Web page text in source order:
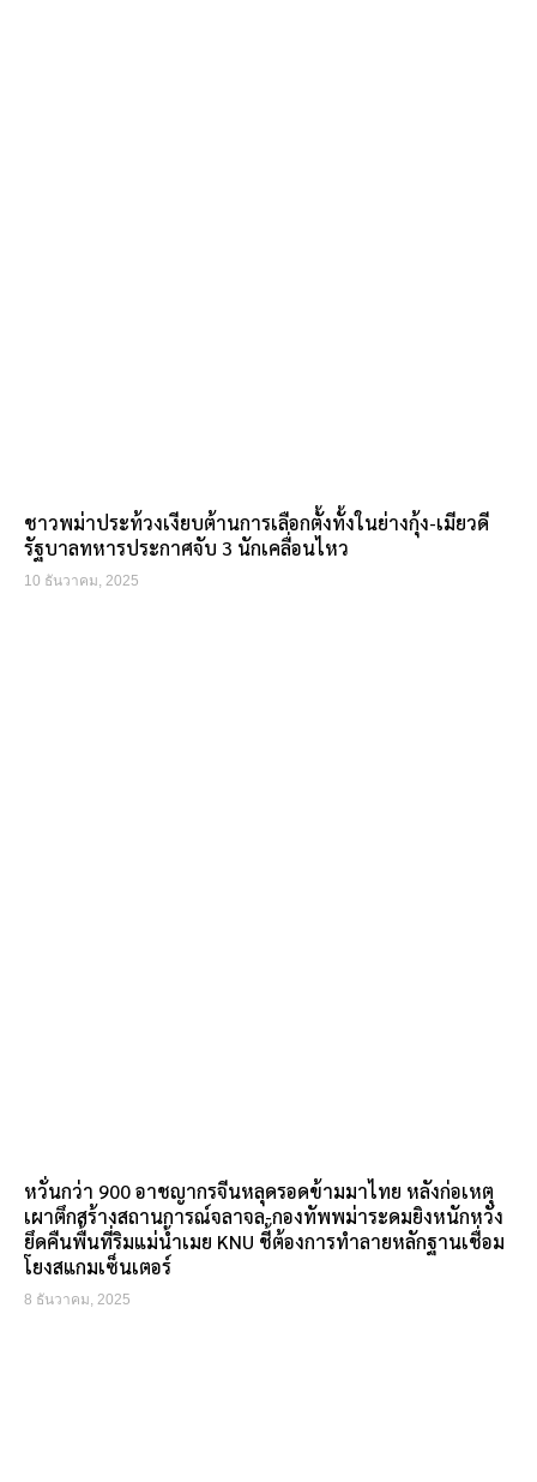
ชาวพม่าประท้วงเงียบต้านการเลือกตั้งทั้งในย่างกุ้ง-เมียวดี
รัฐบาลทหารประกาศจับ 3 นักเคลื่อนไหว
10 ธันวาคม, 2025
หวั่นกว่า 900 อาชญากรจีนหลุดรอดข้ามมาไทย หลังก่อเหตุ
เผาตึกสร้างสถานการณ์จลาจล-กองทัพพม่าระดมยิงหนักหวัง
ยึดคืนพื้นที่ริมแม่น้ำเมย KNU ชี้ต้องการทำลายหลักฐานเชื่อม
โยงสแกมเซ็นเตอร์
8 ธันวาคม, 2025